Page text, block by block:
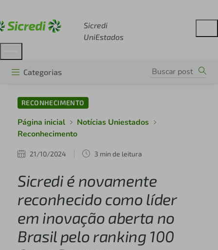
Sicredi
UniEstados
Categorias
RECONHECIMENTO
Página inicial
Notícias Uniestados
Reconhecimento
21/10/2024 3 min de leitura
Sicredi é novamente
reconhecido como líder
em inovação aberta no
Brasil pelo ranking 100